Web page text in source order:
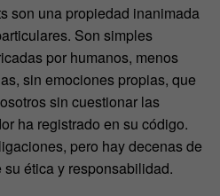
son una propiedad inanimada
Son simples
por humanos, menos
sin emociones propias, que
sin cuestionar las
ha registrado en su código.
pero hay decenas de
ética y responsabilidad.